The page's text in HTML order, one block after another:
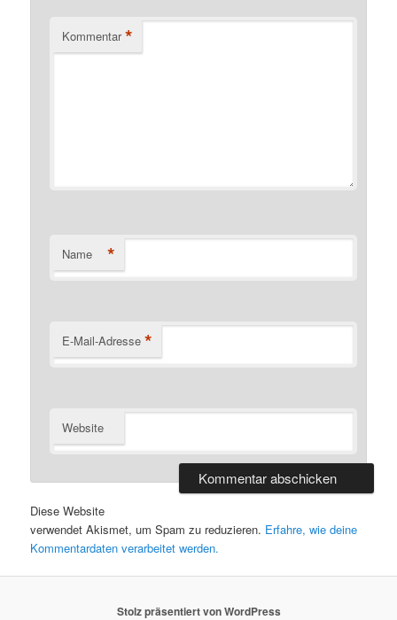
Kommentar *
Name *
E-Mail-Adresse *
Website
Diese Website
verwendet Akismet, um Spam zu reduzieren. Erfahre, wie deine
Kommentardaten verarbeitet werden.
Stolz präsentiert von WordPress